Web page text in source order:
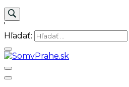
'
Hľadať: